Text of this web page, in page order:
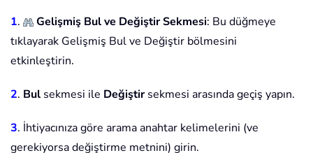
1. Gelişmiş Bul ve Değiştir Sekmesi: Bu düğmeye
tıklayarak Gelişmiş Bul ve Değiştir bölmesini
etkinleştirin.
2. Bul sekmesi ile Değiştirsekmesi arasında geçiş yapın.
3. İhtiyacınıza göre arama anahtar kelimelerini (ve
gerekiyorsa değiştirme metnini) girin.